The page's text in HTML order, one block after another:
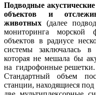
Подводные
объектов и
животных (далее
мониторинга
объектов в радиусе
системы заключалась в
которая не мешала бы
на гидрофонные решетки.
Стандартный объем
станции, находящиеся